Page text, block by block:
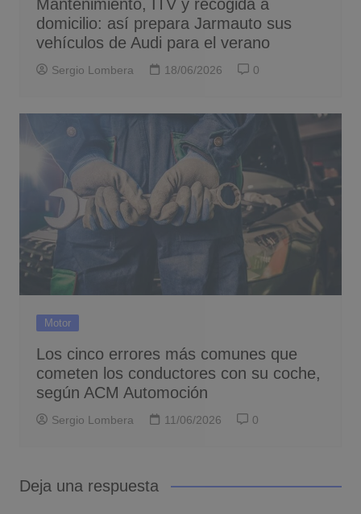
Mantenimiento, ITV y recogida a
domicilio: así prepara Jarmauto sus
vehículos de Audi para el verano
Sergio Lombera 18/06/2026 0
Motor
Los cinco errores más comunes que
cometen los conductores con su coche,
según ACM Automoción
Sergio Lombera 11/06/2026 0
Deja una respuesta